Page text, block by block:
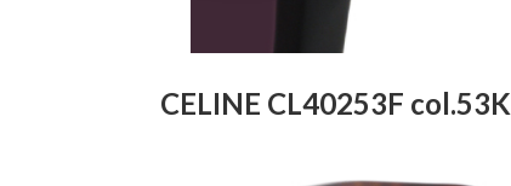
CELINE CL40253F col.53K